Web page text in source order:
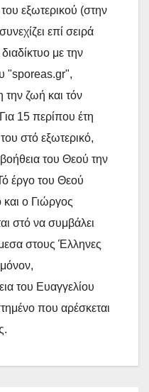
εξωτερικού (στην
επί σειρά
με την
"sporeas.gr",
ζωή και τόν
15 περίπου έτη
στό εξωτερικό,
του Θεού την
έργο του Θεού
και ο Γιώργος
στό να συμβάλει
στους Έλληνες
του Ευαγγελίου
που αρέσκεται